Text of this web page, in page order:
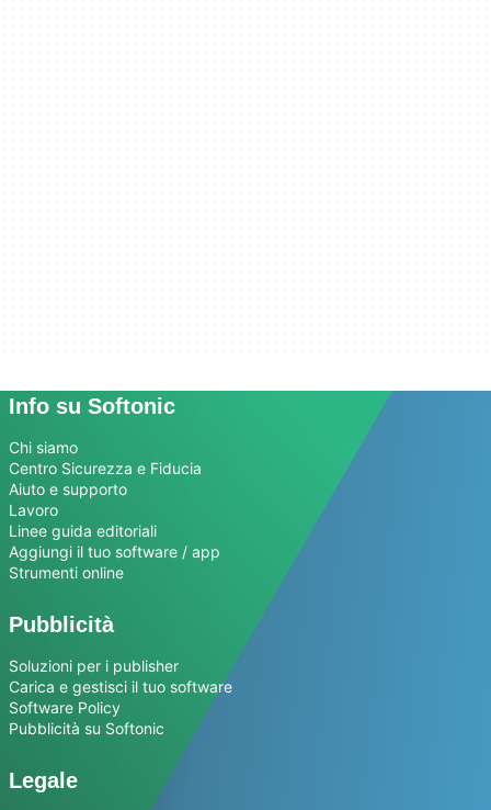
Info su Softonic
Chi siamo
Centro Sicurezza e Fiducia
Aiuto e supporto
Lavoro
Linee guida editoriali
Aggiungi il tuo software / app
Strumenti online
Pubblicità
Soluzioni per i publisher
Carica e gestisci il tuo software
Software Policy
Pubblicità su Softonic
Legale